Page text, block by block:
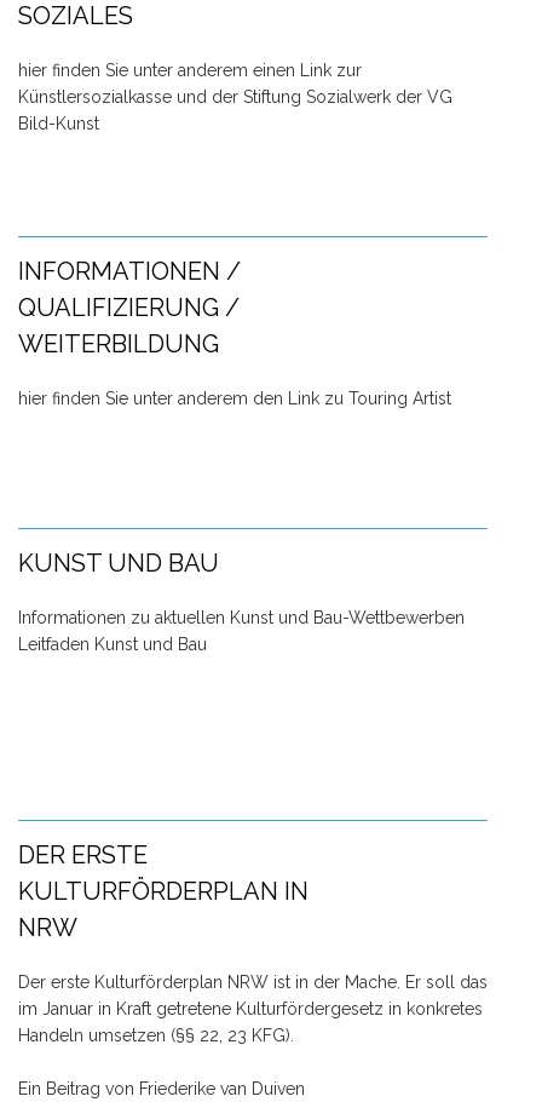
SOZIALES
hier finden Sie unter anderem einen Link zur
Künstlersozialkasse und der Stiftung Sozialwerk der VG
Bild-Kunst
INFORMATIONEN /
QUALIFIZIERUNG /
WEITERBILDUNG
hier finden Sie unter anderem den Link zu Touring Artist
KUNST UND BAU
Informationen zu aktuellen Kunst und Bau-Wettbewerben
Leitfaden Kunst und Bau
DER ERSTE
KULTURFÖRDERPLAN IN
NRW
Der erste Kulturförderplan NRW ist in der Mache. Er soll das
im Januar in Kraft getretene Kulturfördergesetz in konkretes
Handeln umsetzen (§§ 22, 23 KFG).
Ein Beitrag von Friederike van Duiven